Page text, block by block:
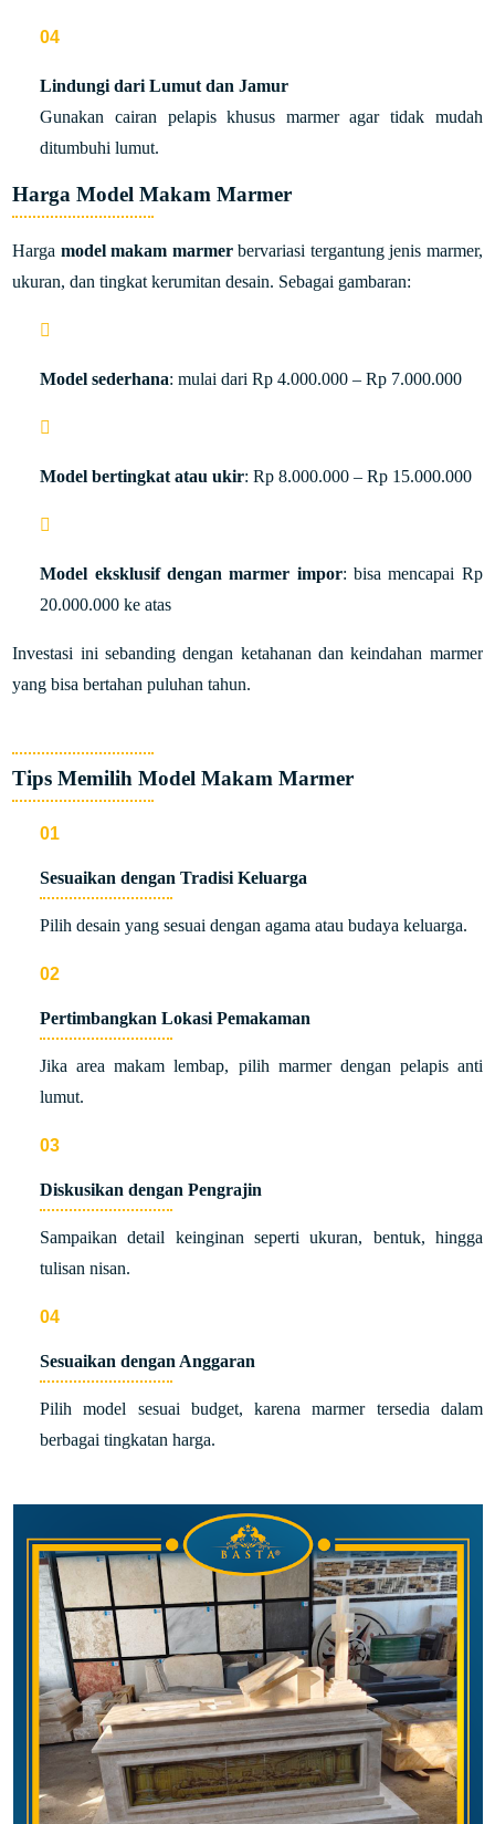
Lindungi dari Lumut dan Jamur
Gunakan cairan pelapis khusus marmer agar tidak mudah
ditumbuhi lumut.
Harga Model Makam Marmer
Harga model makam marmerbervariasi tergantung jenis marmer,
ukuran, dan tingkat kerumitan desain. Sebagai gambaran:
Model sederhana: mulai dari Rp 4.000.000 – Rp 7.000.000
Model bertingkat atau ukir: Rp 8.000.000 – Rp 15.000.000
Model eksklusif dengan marmer impor: bisa mencapai Rp
20.000.000 ke atas
Investasi ini sebanding dengan ketahanan dan keindahan marmer
yang bisa bertahan puluhan tahun.
Tips Memilih Model Makam Marmer
Sesuaikan dengan Tradisi Keluarga
Pilih desain yang sesuai dengan agama atau budaya keluarga.
Pertimbangkan Lokasi Pemakaman
Jika area makam lembap, pilih marmer dengan pelapis anti
lumut.
Diskusikan dengan Pengrajin
Sampaikan detail keinginan seperti ukuran, bentuk, hingga
tulisan nisan.
Sesuaikan dengan Anggaran
Pilih model sesuai budget, karena marmer tersedia dalam
berbagai tingkatan harga.